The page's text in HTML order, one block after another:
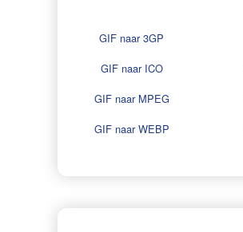
GIF naar 3GP
GIF naar ICO
GIF naar MPEG
GIF naar WEBP